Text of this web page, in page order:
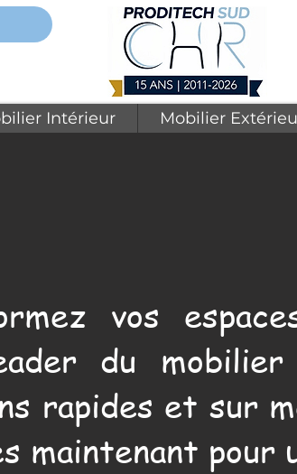
Intérieur Mobilier
vos
du mobilier
rapides et sur
maintenant pour